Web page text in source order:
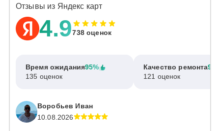
Отзывы из Яндекс карт
4.9738 оценок
Время ожидания95%
135 оценок
Качество ремонта
121 оценок
Воробьев Иван
10.08.2026